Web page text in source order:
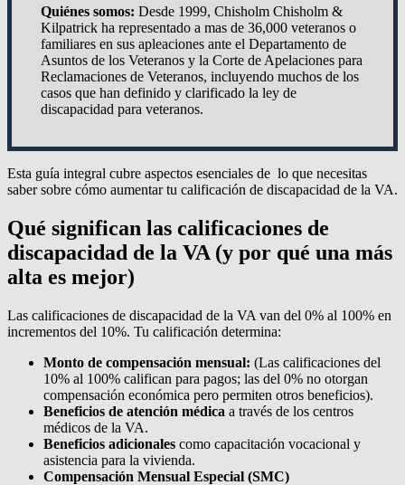
Quiénes somos: Desde 1999, Chisholm Chisholm &
Kilpatrick ha representado a mas de 36,000 veteranos o
familiares en sus apleaciones ante el Departamento de
Asuntos de los Veteranos y la Corte de Apelaciones para
Reclamaciones de Veteranos, incluyendo muchos de los
casos que han definido y clarificado la ley de
discapacidad para veteranos.
Esta guía integral cubre aspectos esenciales de lo que necesitas
saber sobre cómo aumentar tu calificación de discapacidad de la VA.
Qué significan las calificaciones de
discapacidad de la VA (y por qué una más
alta es mejor)
Las calificaciones de discapacidad de la VA van del 0% al 100% en
incrementos del 10%. Tu calificación determina:
Monto de compensación mensual: (Las calificaciones del
10% al 100% califican para pagos; las del 0% no otorgan
compensación económica pero permiten otros beneficios).
Beneficios de atención médica a través de los centros
médicos de la VA.
Beneficios adicionales como capacitación vocacional y
asistencia para la vivienda.
Compensación Mensual Especial (SMC)